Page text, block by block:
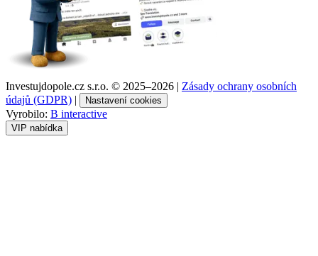
Investujdopole.cz s.r.o. © 2025–2026 | Zásady ochrany osobních
údajů (GDPR) | Nastavení cookies
Vyrobilo: B interactive
VIP nabídka